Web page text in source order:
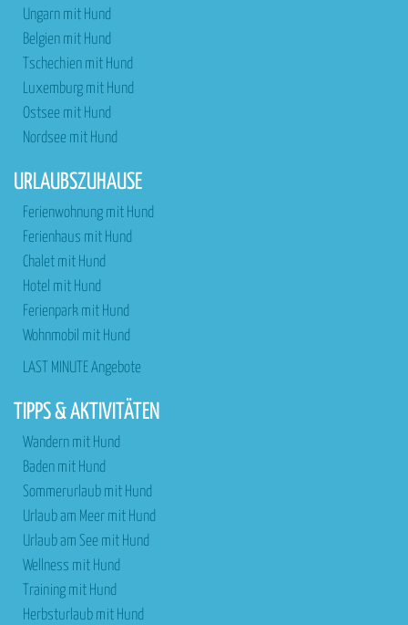
Ungarn mit Hund
Belgien mit Hund
Tschechien mit Hund
Luxemburg mit Hund
Ostsee mit Hund
Nordsee mit Hund
URLAUBSZUHAUSE
Ferienwohnung mit Hund
Ferienhaus mit Hund
Chalet mit Hund
Hotel mit Hund
Ferienpark mit Hund
Wohnmobil mit Hund
LAST MINUTE Angebote
TIPPS & AKTIVITÄTEN
Wandern mit Hund
Baden mit Hund
Sommerurlaub mit Hund
Urlaub am Meer mit Hund
Urlaub am See mit Hund
Wellness mit Hund
Training mit Hund
Herbsturlaub mit Hund